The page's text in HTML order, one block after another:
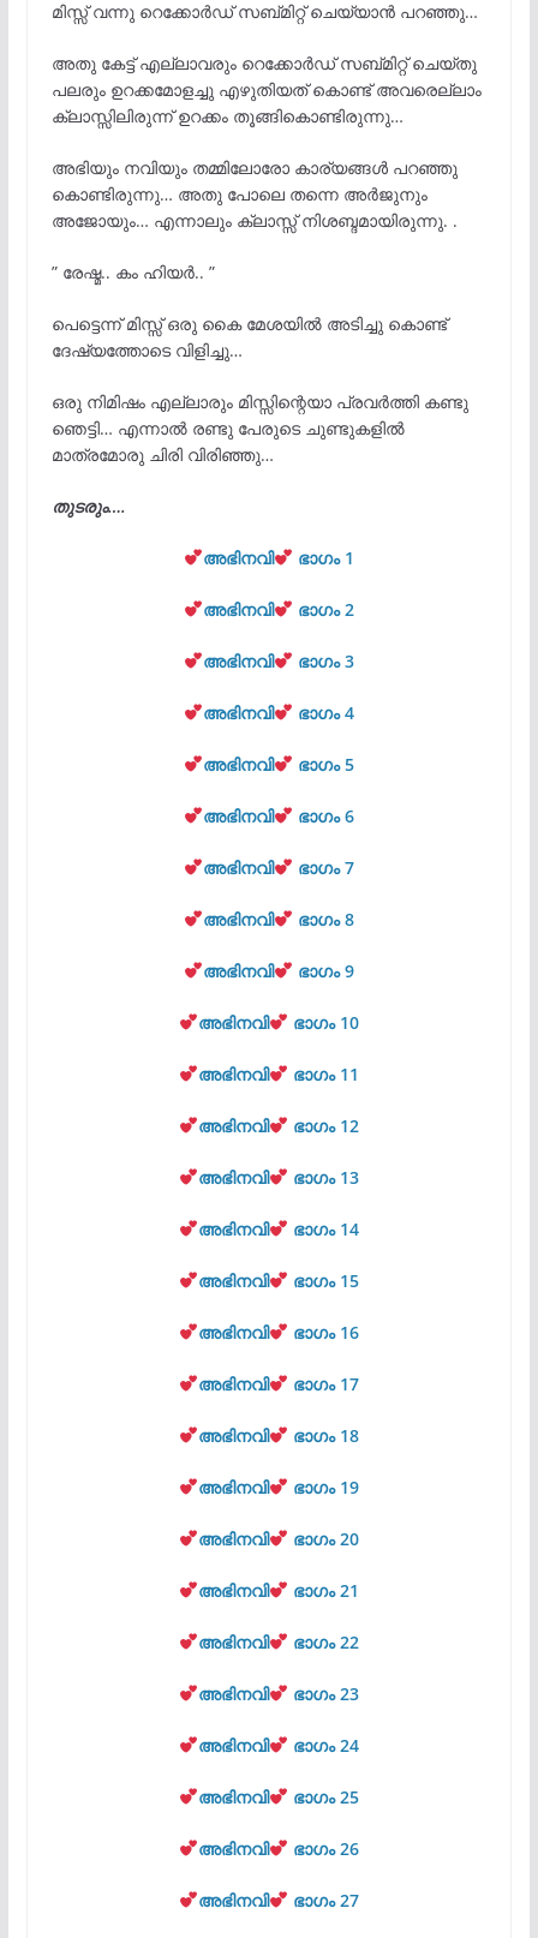
മിസ്സ്‌ വന്നു റെക്കോർഡ് സബ്മിറ്റ് ചെയ്യാൻ പറഞ്ഞു…
അതു കേട്ട് എല്ലാവരും റെക്കോർഡ് സബ്മിറ്റ് ചെയ്തു
പലരും ഉറക്കമോളച്ചു എഴുതിയത് കൊണ്ട് അവരെല്ലാം
ക്ലാസ്സിലിരുന്ന് ഉറക്കം തൂങ്ങികൊണ്ടിരുന്നു…
അഭിയും നവിയും തമ്മിലോരോ കാര്യങ്ങൾ പറഞ്ഞു
കൊണ്ടിരുന്നു… അതു പോലെ തന്നെ അർജുനും
അജോയും… എന്നാലും ക്ലാസ്സ്‌ നിശബ്ദമായിരുന്നു. .
” രേഷ്മ.. കം ഹിയർ.. ”
പെട്ടെന്ന് മിസ്സ്‌ ഒരു കൈ മേശയിൽ അടിച്ചു കൊണ്ട്
ദേഷ്യത്തോടെ വിളിച്ചു…
ഒരു നിമിഷം എല്ലാരും മിസ്സിന്റെയാ പ്രവർത്തി കണ്ടു
ഞെട്ടി… എന്നാൽ രണ്ടു പേരുടെ ചുണ്ടുകളിൽ
മാത്രമോരു ചിരി വിരിഞ്ഞു…
തുടരും….
അഭിനവി ഭാഗം 1
അഭിനവി ഭാഗം 2
അഭിനവി ഭാഗം 3
അഭിനവി ഭാഗം 4
അഭിനവി ഭാഗം 5
അഭിനവി ഭാഗം 6
അഭിനവി ഭാഗം 7
അഭിനവി ഭാഗം 8
അഭിനവി ഭാഗം 9
അഭിനവി ഭാഗം 10
അഭിനവി ഭാഗം 11
അഭിനവി ഭാഗം 12
അഭിനവി ഭാഗം 13
അഭിനവി ഭാഗം 14
അഭിനവി ഭാഗം 15
അഭിനവി ഭാഗം 16
അഭിനവി ഭാഗം 17
അഭിനവി ഭാഗം 18
അഭിനവി ഭാഗം 19
അഭിനവി ഭാഗം 20
അഭിനവി ഭാഗം 21
അഭിനവി ഭാഗം 22
അഭിനവി ഭാഗം 23
അഭിനവി ഭാഗം 24
അഭിനവി ഭാഗം 25
അഭിനവി ഭാഗം 26
അഭിനവി ഭാഗം 27